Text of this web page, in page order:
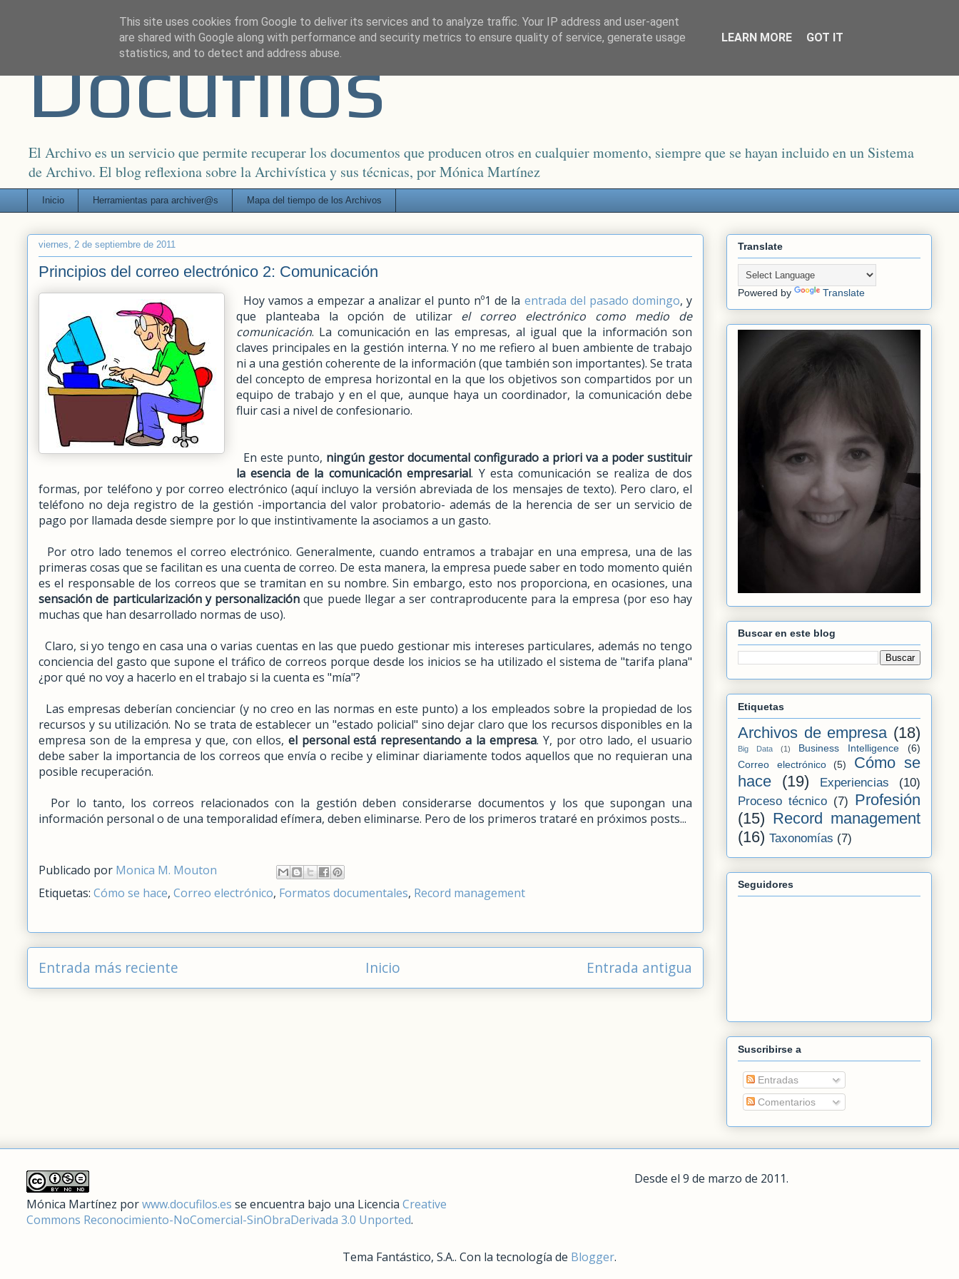
Docufilos
El Archivo es un servicio que permite recuperar los documentos que producen otros en cualquier momento, siempre que se hayan incluido en un Sistema
de Archivo. El blog reflexiona sobre la Archivística y sus técnicas, por Mónica Martínez
Inicio Herramientas para archiver@s Mapa del tiempo de los Archivos
viernes, 2 de septiembre de 2011
Principios del correo electrónico 2: Comunicación
Hoy vamos a empezar a analizar el punto nº1 de la entrada del pasado domingo, y
que planteaba la opción de utilizar el correo electrónico como medio de
comunicación. La comunicación en las empresas, al igual que la información son
claves principales en la gestión interna. Y no me refiero al buen ambiente de trabajo
ni a una gestión coherente de la información (que también son importantes). Se trata
del concepto de empresa horizontal en la que los objetivos son compartidos por un
equipo de trabajo y en el que, aunque haya un coordinador, la comunicación debe
fluir casi a nivel de confesionario.
En este punto, ningún gestor documental configurado a priori va a poder sustituir
la esencia de la comunicación empresarial. Y esta comunicación se realiza de dos
formas, por teléfono y por correo electrónico (aquí incluyo la versión abreviada de los mensajes de texto). Pero claro, el
teléfono no deja registro de la gestión -importancia del valor probatorio- además de la herencia de ser un servicio de
pago por llamada desde siempre por lo que instintivamente la asociamos a un gasto.
Por otro lado tenemos el correo electrónico. Generalmente, cuando entramos a trabajar en una empresa, una de las
primeras cosas que se facilitan es una cuenta de correo. De esta manera, la empresa puede saber en todo momento quién
es el responsable de los correos que se tramitan en su nombre. Sin embargo, esto nos proporciona, en ocasiones, una
sensación de particularización y personalización que puede llegar a ser contraproducente para la empresa (por eso hay
muchas que han desarrollado normas de uso).
Claro, si yo tengo en casa una o varias cuentas en las que puedo gestionar mis intereses particulares, además no tengo
conciencia del gasto que supone el tráfico de correos porque desde los inicios se ha utilizado el sistema de "tarifa plana"
¿por qué no voy a hacerlo en el trabajo si la cuenta es "mía"?
Las empresas deberían concienciar (y no creo en las normas en este punto) a los empleados sobre la propiedad de los
recursos y su utilización. No se trata de establecer un "estado policial" sino dejar claro que los recursos disponibles en la
empresa son de la empresa y que, con ellos, el personal está representando a la empresa. Y, por otro lado, el usuario
debe saber la importancia de los correos que envía o recibe y eliminar diariamente todos aquellos que no requieran una
posible recuperación.
Por lo tanto, los correos relacionados con la gestión deben considerarse documentos y los que supongan una
información personal o de una temporalidad efímera, deben eliminarse. Pero de los primeros trataré en próximos posts...
Publicado por Monica M. Mouton
Etiquetas: Cómo se hace, Correo electrónico, Formatos documentales, Record management
Entrada más reciente Entrada antigua
Inicio
Translate
Powered by Translate
Buscar en este blog
Etiquetas
Archivos de empresa (18)
Big Data (1) Business Intelligence
(6)
Correo electrónico
(5)
Cómo se
hace
(19) Experiencias
(10)
Proceso técnico (7) Profesión
(15) Record management
(16) Taxonomías (7)
Seguidores
Suscribirse a
Entradas
Comentarios
Mónica Martínez porwww.docufilos.es se encuentra bajo una Licencia Creative
Commons Reconocimiento-NoComercial-SinObraDerivada 3.0 Unported.
Desde el 9 de marzo de 2011.
Tema Fantástico, S.A.. Con la tecnología de Blogger.
This site uses cookies from Google to deliver its services and to analyze traffic. Your IP address and user-agent
are shared with Google along with performance and security metrics to ensure quality of service, generate usage
statistics, and to detect and address abuse.
LEARN MORE GOT IT